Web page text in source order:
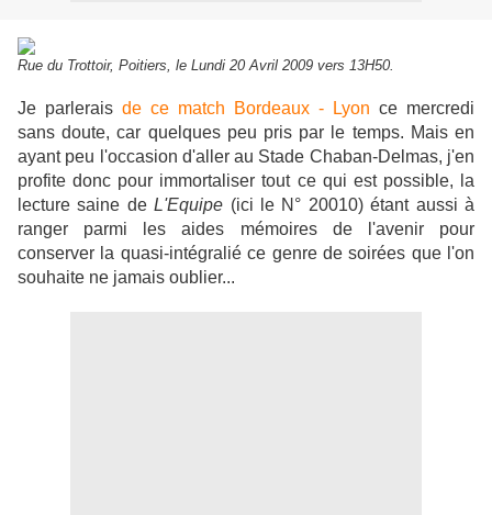
Rue du Trottoir, Poitiers, le Lundi 20 Avril 2009 vers 13H50.
Je parlerais de ce match Bordeaux - Lyon ce mercredi
sans doute, car quelques peu pris par le temps. Mais en
ayant peu l'occasion d'aller au Stade Chaban-Delmas, j'en
profite donc pour immortaliser tout ce qui est possible, la
lecture saine deL'Equipe (ici le N° 20010) étant aussi à
ranger parmi les aides mémoires de l'avenir pour
conserver la quasi-intégralié ce genre de soirées que l'on
souhaite ne jamais oublier...